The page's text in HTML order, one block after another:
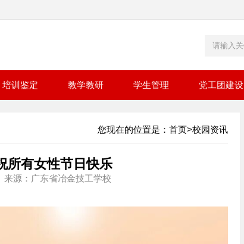
培训鉴定 教学教研 学生管理 党工团建设
您现在的位置是： 首页>校园资讯
所有女性节日快乐
来源：广东省冶金技工学校